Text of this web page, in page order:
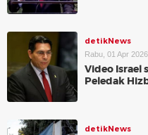
detikNews
Rabu, 01 Apr
Video Israel
Peledak
detikNews